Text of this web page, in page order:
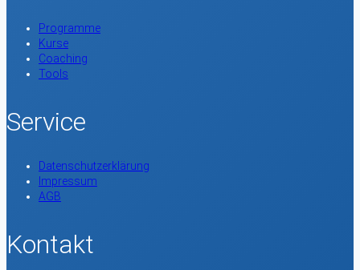
Programme
Kurse
Coaching
Tools
Service
Datenschutzerklärung
Impressum
AGB
Kontakt